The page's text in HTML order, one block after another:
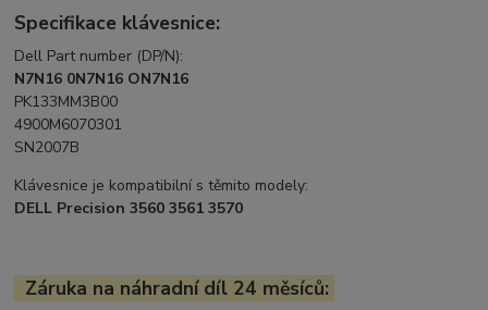
Specifikace klávesnice:
Dell Part number (DP/N):
N7N16 0N7N16 ON7N16
PK133MM3B00
4900M6070301
SN2007B
Klávesnice je kompatibilní s těmito modely:
DELL Precision 3560 3561 3570
Záruka na náhradní díl 24 měsíců: